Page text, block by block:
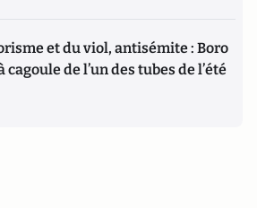
et du viol, antisémite : Boro
de l’un des tubes de l’été